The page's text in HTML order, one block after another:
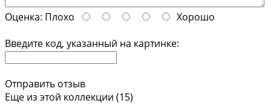
Оценка: Плохо
Хорошо
Введите код, указанный на картинке:
Отправить отзыв
Еще из этой коллекции (15)